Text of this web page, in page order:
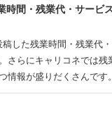
間・残業代・サービ
した残業時間・残業代
さらにキャリコネでは残
報が盛りだくさんです。